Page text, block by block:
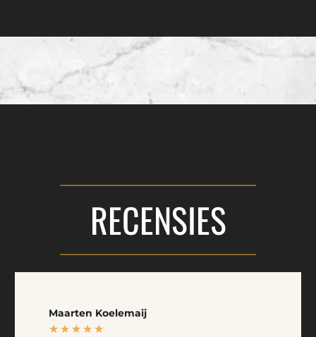
RECENSIES
Maarten Koelemaij
★ ★ ★ ★ ★